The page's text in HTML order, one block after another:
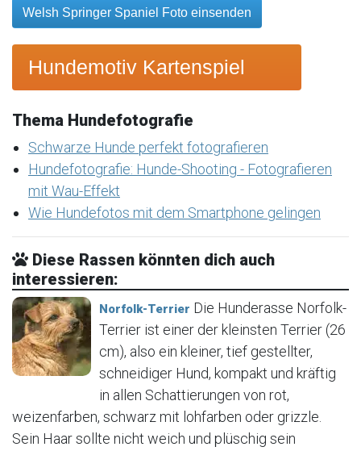
Welsh Springer Spaniel Foto einsenden
Hundemotiv Kartenspiel
Thema Hundefotografie
Schwarze Hunde perfekt fotografieren
Hundefotografie: Hunde-Shooting - Fotografieren
mit Wau-Effekt
Wie Hundefotos mit dem Smartphone gelingen
Diese Rassen könnten dich auch
interessieren:
Norfolk-Terrier Die Hunderasse Norfolk-
Terrier ist einer der kleinsten Terrier (26
cm), also ein kleiner, tief gestellter,
schneidiger Hund, kompakt und kräftig
in allen Schattierungen von rot,
weizenfarben, schwarz mit lohfarben oder grizzle.
Sein Haar sollte nicht weich und plüschig sein